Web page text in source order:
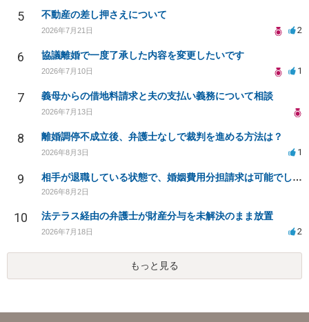
5 不動産の差し押さえについて
2026年7月21日 2
6 協議離婚で一度了承した内容を変更したいです
2026年7月10日 1
7 義母からの借地料請求と夫の支払い義務について相談
2026年7月13日
8 離婚調停不成立後、弁護士なしで裁判を進める方法は？
2026年8月3日 1
9 相手が退職している状態で、婚姻費用分担請求は可能でしょうか？
2026年8月2日
10 法テラス経由の弁護士が財産分与を未解決のまま放置
2026年7月18日 2
もっと見る